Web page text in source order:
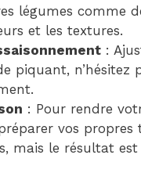
légumes comme
et les textures.
:
piquant, n’hésitez
: Pour rendre
vos
mais le résultat